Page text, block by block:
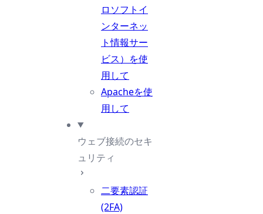
ロソフトイ
ンターネッ
ト情報サー
ビス）を使
用して
Apacheを使
用して
ウェブ接続のセキ
ュリティ
二要素認証
(2FA)